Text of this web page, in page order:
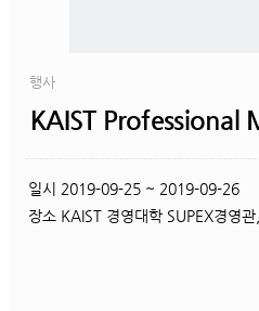
행사
KAIST Professional
일시 2019-09-25 ~ 2019-09-26
장소 KAIST 경영대학 SUPEX경영